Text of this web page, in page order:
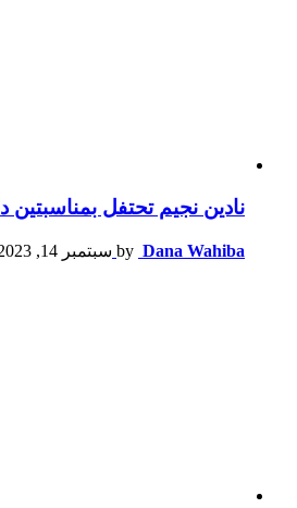
نادين نجيم تحتفل بمناسبتين
by Dana Wahiba سبتمبر 14, 2023, 3:39 م